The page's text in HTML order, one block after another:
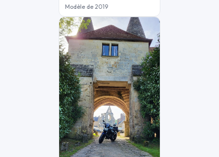
Modèle de 2019